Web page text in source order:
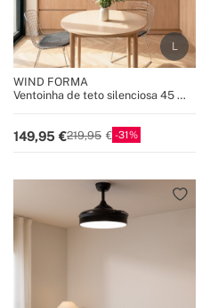
WIND FORMA
Ventoinha de teto silenciosa 45 W
149,95 219,95 31